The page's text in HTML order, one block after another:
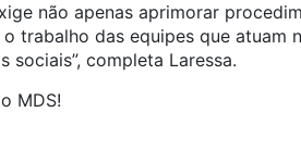
não apenas aprimorar
trabalho das equipes que
completa Laressa.
MDS!